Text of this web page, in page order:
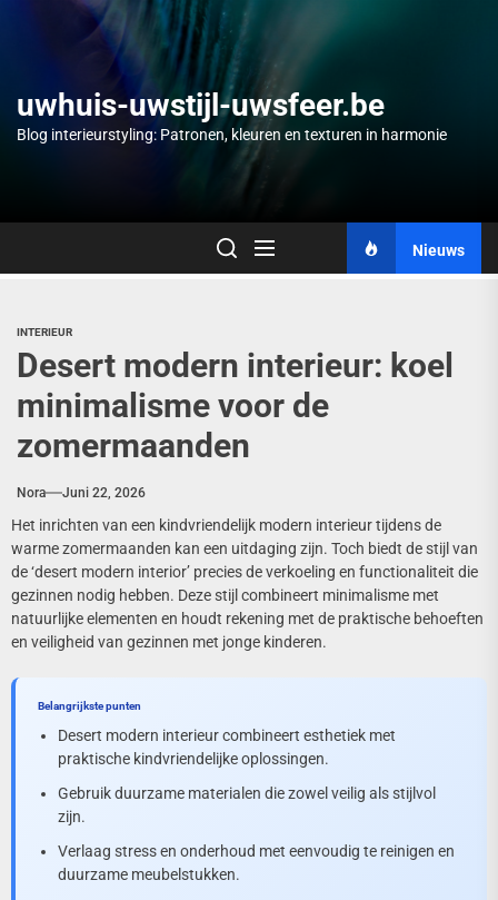
uwhuis-uwstijl-uwsfeer.be
Blog interieurstyling: Patronen, kleuren en texturen in harmonie
Nieuws
INTERIEUR
Desert modern interieur: koel
minimalisme voor de
zomermaanden
Nora Juni 22, 2026
Het inrichten van een kindvriendelijk modern interieur tijdens de
warme zomermaanden kan een uitdaging zijn. Toch biedt de stijl van
de ‘desert modern interior’ precies de verkoeling en functionaliteit die
gezinnen nodig hebben. Deze stijl combineert minimalisme met
natuurlijke elementen en houdt rekening met de praktische behoeften
en veiligheid van gezinnen met jonge kinderen.
Belangrijkste punten
Desert modern interieur combineert esthetiek met
praktische kindvriendelijke oplossingen.
Gebruik duurzame materialen die zowel veilig als stijlvol
zijn.
Verlaag stress en onderhoud met eenvoudig te reinigen en
duurzame meubelstukken.